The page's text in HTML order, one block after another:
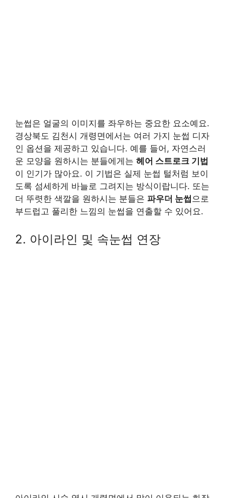
눈썹은 얼굴의 이미지를 좌우하는 중요한 요소예요.
경상북도 김천시 개령면에서는 여러 가지 눈썹 디자
인 옵션을 제공하고 있습니다. 예를 들어, 자연스러
운 모양을 원하시는 분들에게는 헤어 스트로크 기법
이 인기가 많아요. 이 기법은 실제 눈썹 털처럼 보이
도록 섬세하게 바늘로 그려지는 방식이랍니다. 또는
더 뚜렷한 색깔을 원하시는 분들은 파우더 눈썹 으로
부드럽고 풀리한 느낌의 눈썹을 연출할 수 있어요.
2. 아이라인 및 속눈썹 연장